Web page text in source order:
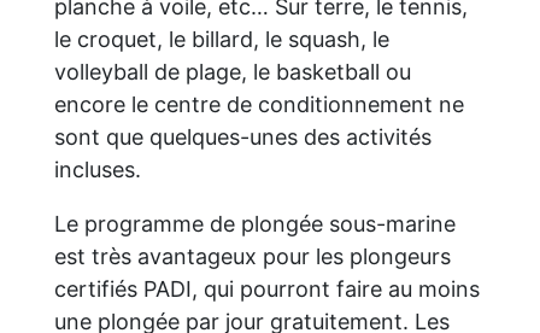
planche à voile, etc… Sur terre, le tennis,
le croquet, le billard, le squash, le
volleyball de plage, le basketball ou
encore le centre de conditionnement ne
sont que quelques-unes des activités
incluses.
Le programme de plongée sous-marine
est très avantageux pour les plongeurs
certifiés PADI, qui pourront faire au moins
une plongée par jour gratuitement. Les